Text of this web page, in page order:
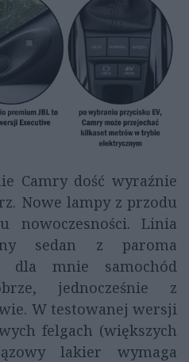
Camry dość wyraźnie
Nowe lampy z przodu
nowoczesności. Linia
sedan z paroma
dla mnie samochód
jednocześnie z
W testowanej wersji
felgach (większych
lakier wymaga